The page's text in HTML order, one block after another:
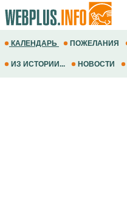
КАЛЕНДАРЬ ПОЖЕЛАНИЯ
ИЗ ИСТОРИИ... НОВОСТИ